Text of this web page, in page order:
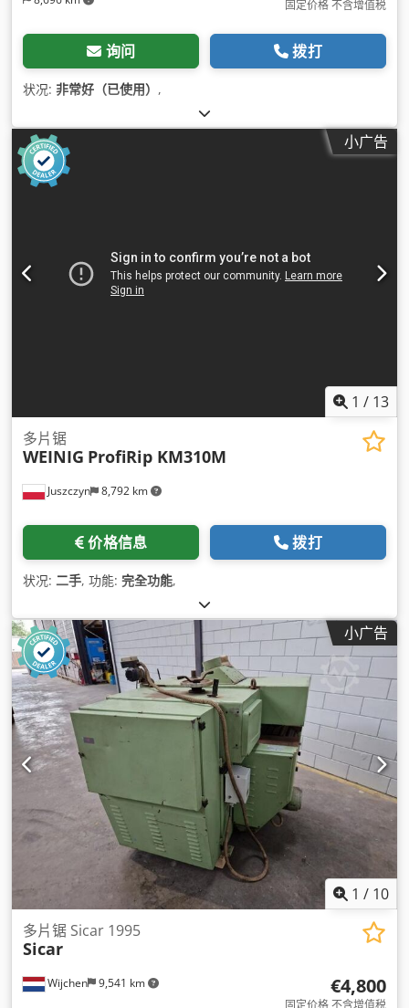
固定价格 不含增值税
询问 拨打
状况: 非常好（已使用） ,
小广告
1 / 13
Juszczyn 8,792 km
多片锯
WEINIG ProfiRip KM310M
价格信息 拨打
状况: 二手, 功能: 完全功能,
小广告
1 / 10
Wijchen 9,541 km
多片锯 Sicar 1995
Sicar
€4,800
固定价格 不含增值税